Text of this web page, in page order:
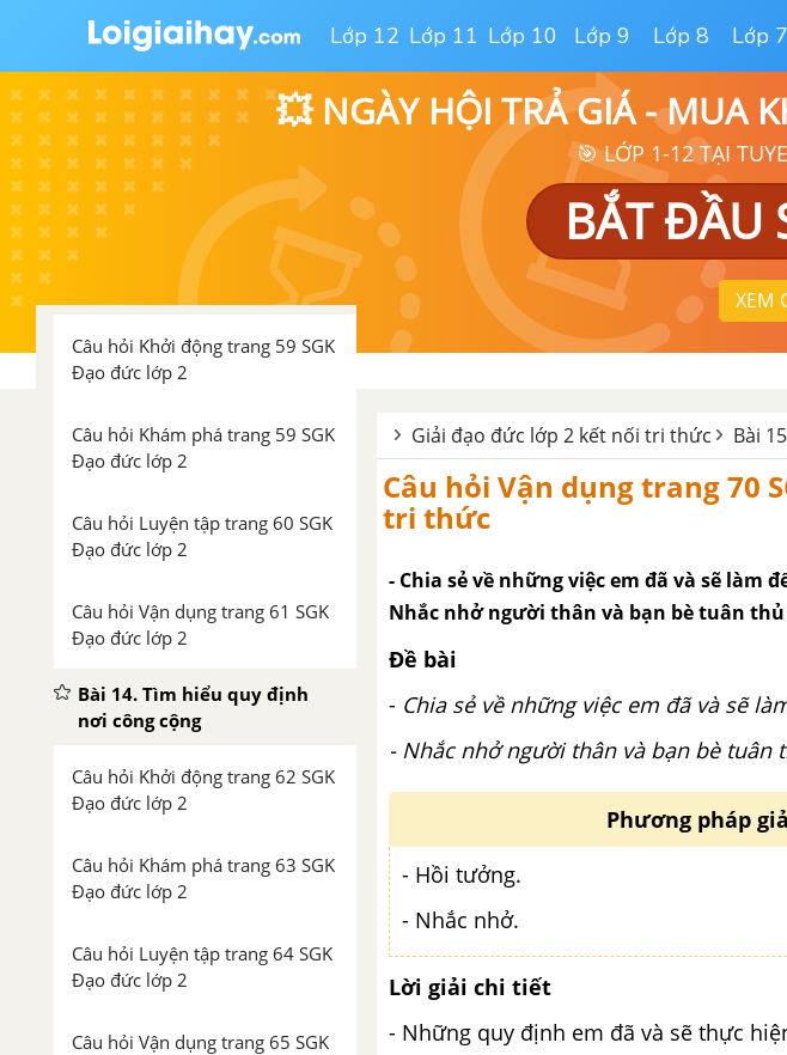
Lớp 12 Lớp 11 Lớp 10 Lớp 9 Lớp 8 Lớp 7
💥 NGÀY HỘI TRẢ GIÁ - MUA
🎯 LỚP 1-12 TẠI
BẮT ĐẦU
XEM
Đạo đức lớp 2
Câu hỏi Luyện tập trang 57 SGK
Đạo đức lớp 2
Câu hỏi Vận dụng trang 58 SGK
Đạo đức lớp 2
Bài 13. Tìm kiếm sự hỗ trợ ở
nơi công cộng
Câu hỏi Khởi động trang 59 SGK
Đạo đức lớp 2
Câu hỏi Khám phá trang 59 SGK
Đạo đức lớp 2
Câu hỏi Luyện tập trang 60 SGK
Đạo đức lớp 2
Câu hỏi Vận dụng trang 61 SGK
Đạo đức lớp 2
Bài 14. Tìm hiểu quy định
nơi công cộng
Câu hỏi Khởi động trang 62 SGK
Đạo đức lớp 2
Câu hỏi Khám phá trang 63 SGK
Đạo đức lớp 2
Câu hỏi Luyện tập trang 64 SGK
Đạo đức lớp 2
Câu hỏi Vận dụng trang 65 SGK
Giải đạo đức lớp 2 kết nối tri thức Bài
Câu hỏi Vận dụng trang 70
tri thức
- Chia sẻ về những việc em đã và sẽ làm
Nhắc nhở người thân và bạn bè tuân
Đề bài
- Chia sẻ về những việc em đã và sẽ
- Nhắc nhở người thân và bạn bè tuân
Phương pháp
- Hồi tưởng.
- Nhắc nhở.
Lời giải chi tiết
- Những quy định em đã và sẽ thực